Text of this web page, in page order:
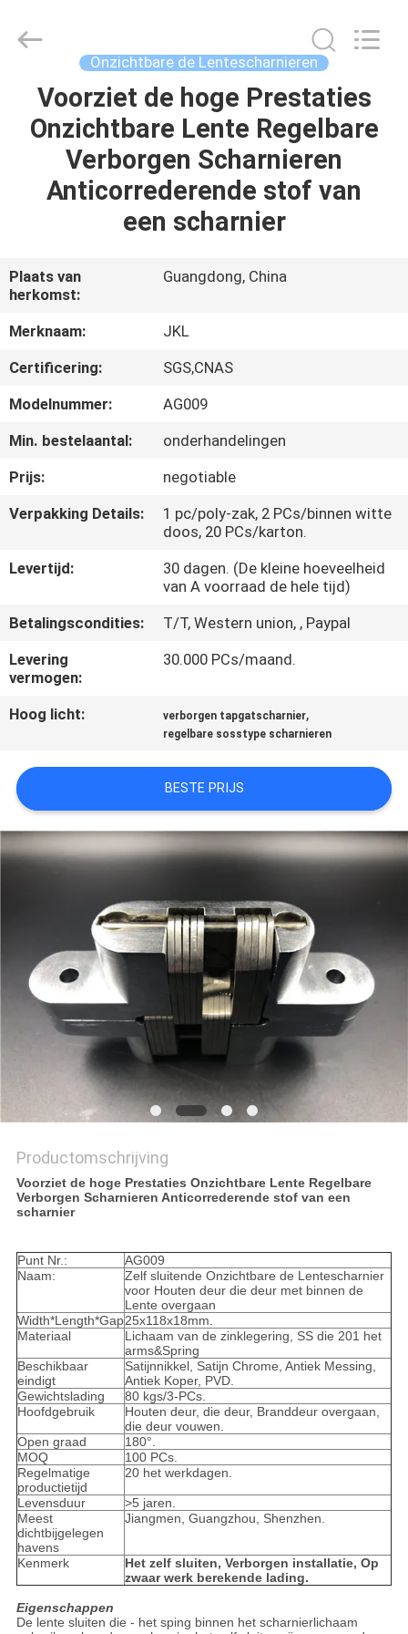
HUIS
PRODUCTEN
ONGEVEER
FABRIEKSREIS
KWALITEITSCONTROLE
CONTACTEER
ONS
NIEUWS
GEVALLEN
SITEMAP
PRIVACY
POLICY
Rights
Onzichtbare de Lentescharnieren
Voorziet de hoge Prestaties
Onzichtbare Lente Regelbare
Verborgen Scharnieren
Anticorrederende stof van
een scharnier
Plaats van
herkomst:
Guangdong, China
Merknaam:
JKL
Certificering:
SGS,CNAS
Modelnummer:
AG009
Min. bestelaantal:
onderhandelingen
Prijs:
negotiable
Verpakking Details:
1 pc/poly-zak, 2 PCs/binnen witte
doos, 20 PCs/karton.
Levertijd:
30 dagen. (De kleine hoeveelheid
van A voorraad de hele tijd)
Betalingscondities:
T/T, Western union, , Paypal
Levering
vermogen:
30.000 PCs/maand.
Hoog licht: verborgen tapgatscharnier,
regelbare sosstype scharnieren
BESTE PRIJS
Productomschrijving
Voorziet de hoge Prestaties Onzichtbare Lente Regelbare
Verborgen Scharnieren Anticorrederende stof van een
scharnier
Punt Nr.:
AG009
Naam:
Zelf sluitende Onzichtbare de Lentescharnier
voor Houten deur die deur met binnen de
Lente overgaan
Width*Length*Gap25x118x18mm.
Materiaal
Lichaam van de zinklegering, SS die 201 het
arms&Spring
Beschikbaar
eindigt
Satijnnikkel, Satijn Chrome, Antiek Messing,
Antiek Koper, PVD.
Gewichtslading
80 kgs/3-PCs.
Hoofdgebruik
Houten deur, die deur, Branddeur overgaan,
die deur vouwen.
Open graad
180°.
MOQ
100 PCs.
Regelmatige
productietijd
20 het werkdagen.
Levensduur
>5 jaren.
Meest
dichtbijgelegen
havens
Jiangmen, Guangzhou, Shenzhen.
Kenmerk
Het zelf sluiten, Verborgen installatie, Op
zwaar werk berekende lading.
Eigenschappen
De lente sluiten die - het sping binnen het scharnierlichaam